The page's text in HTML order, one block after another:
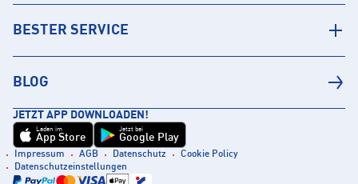
BESTER SERVICE
BLOG
JETZT APP DOWNLOADEN!
Laden im
App Store
Jetzt bei
Google Play
Impressum AGB Datenschutz
Cookie Policy
Datenschutzeinstellungen